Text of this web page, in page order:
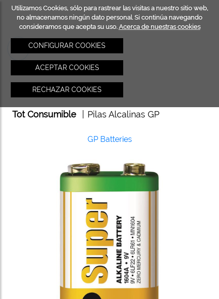
Utilizamos Cookies, sólo para rastrear las visitas a nuestro sitio web,
no almacenamos ningún dato personal. Si continúa navegando
consideramos que acepta su uso. Acerca de nuestras cookies
CONFIGURAR COOKIES
ACEPTAR COOKIES
RECHAZAR COOKIES
INICIO
TOT
Tot Consumible Pilas Alcalinas GP
GP Batteries